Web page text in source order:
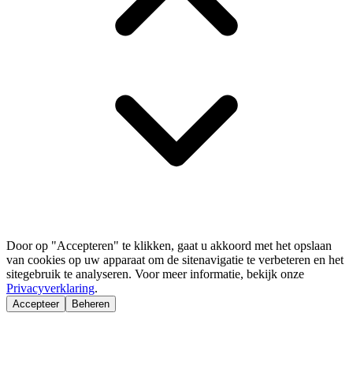
Door op "Accepteren" te klikken, gaat u akkoord met het opslaan
van cookies op uw apparaat om de sitenavigatie te verbeteren en het
sitegebruik te analyseren. Voor meer informatie, bekijk onze
Privacyverklaring.
Accepteer Beheren